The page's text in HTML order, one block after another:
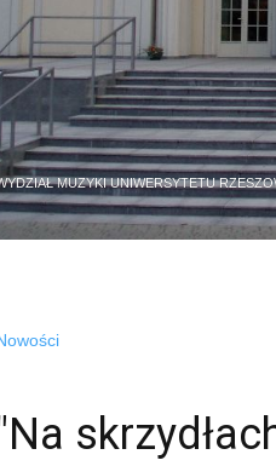
MUZYKI UNIWERSYTETU